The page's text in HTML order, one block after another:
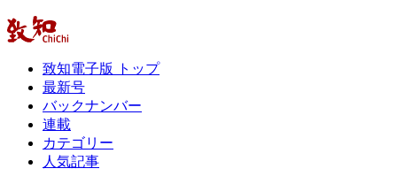
致知電子版 トップ
最新号
バックナンバー
連載
カテゴリー
人気記事